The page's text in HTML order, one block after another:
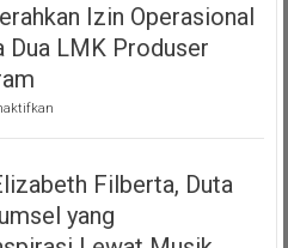
Bangga
Mempersembahkan
Podcast
Izin Operasional
Dua LMK Produser
pada
Serahkan
Operasional
Kepada
Dua
LMK
Filberta, Duta
yang